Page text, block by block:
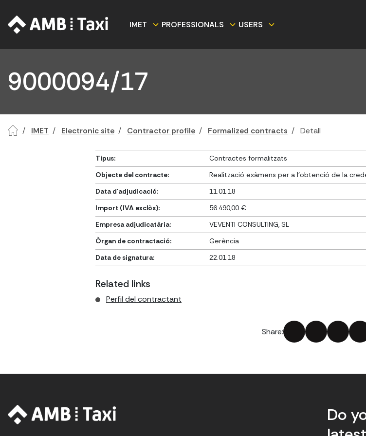
IMET PROFESSIONALS USERS
9000094/17
IMET Electronic site Contractor profile Formalized contracts Detall
Tipus:
Contractes formalitzats
Objecte del contracte:
Realització exàmens per a l'obtenció de la
Data d'adjudicació:
11.01.18
Import (IVA exclòs):
56.490,00 €
Empresa adjudicatària:
VEVENTI CONSULTING, SL
Òrgan de contractació:
Gerència
Data de signatura:
22.01.18
Related links
Perfil del contractant
Share:
Do